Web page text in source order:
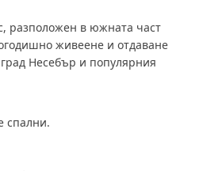
разположен в южната част
живеене и отдаване
Несебър и популярния
спални.